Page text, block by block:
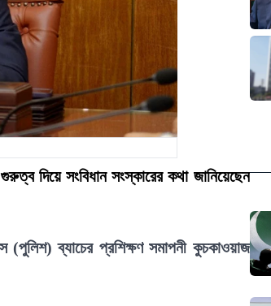
দিয়ে সংবিধান সংস্কারের কথা জানিয়েছেন
(পুলিশ) ব্যাচের প্রশিক্ষণ সমাপনী কুচকাওয়াজ